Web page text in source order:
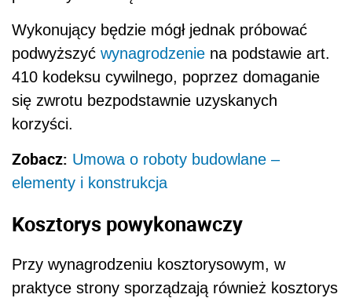
Wykonujący będzie mógł jednak próbować
podwyższyć wynagrodzenie na podstawie art.
410 kodeksu cywilnego, poprzez domaganie
się zwrotu bezpodstawnie uzyskanych
korzyści.
Zobacz: Umowa o roboty budowlane –
elementy i konstrukcja
Kosztorys powykonawczy
Przy wynagrodzeniu kosztorysowym, w
praktyce strony sporządzają również kosztorys